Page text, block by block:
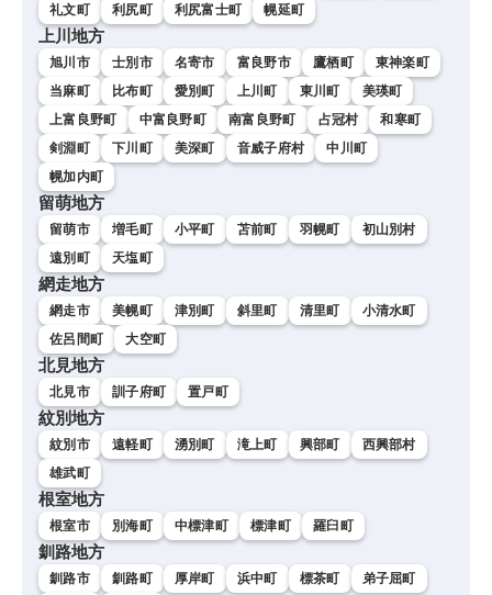
礼文町
利尻町 利尻富士町 幌延町
上川地方
旭川市 士別市 名寄市 富良野市 鷹栖町
東神楽町
当麻町
比布町 愛別町 上川町 東川町
美瑛町
上富良野町
中富良野町 南富良野町 占冠村
和寒町
剣淵町
下川町 美深町 音威子府村
中川町
幌加内町
留萌地方
留萌市 増毛町 小平町 苫前町 羽幌町
初山別村
遠別町
天塩町
網走地方
網走市 美幌町 津別町 斜里町 清里町
小清水町
佐呂間町
大空町
北見地方
北見市 訓子府町 置戸町
紋別地方
紋別市 遠軽町 湧別町 滝上町 興部町
西興部村
雄武町
根室地方
根室市 別海町 中標津町 標津町 羅臼町
釧路地方
釧路市 釧路町 厚岸町 浜中町 標茶町 弟子屈町